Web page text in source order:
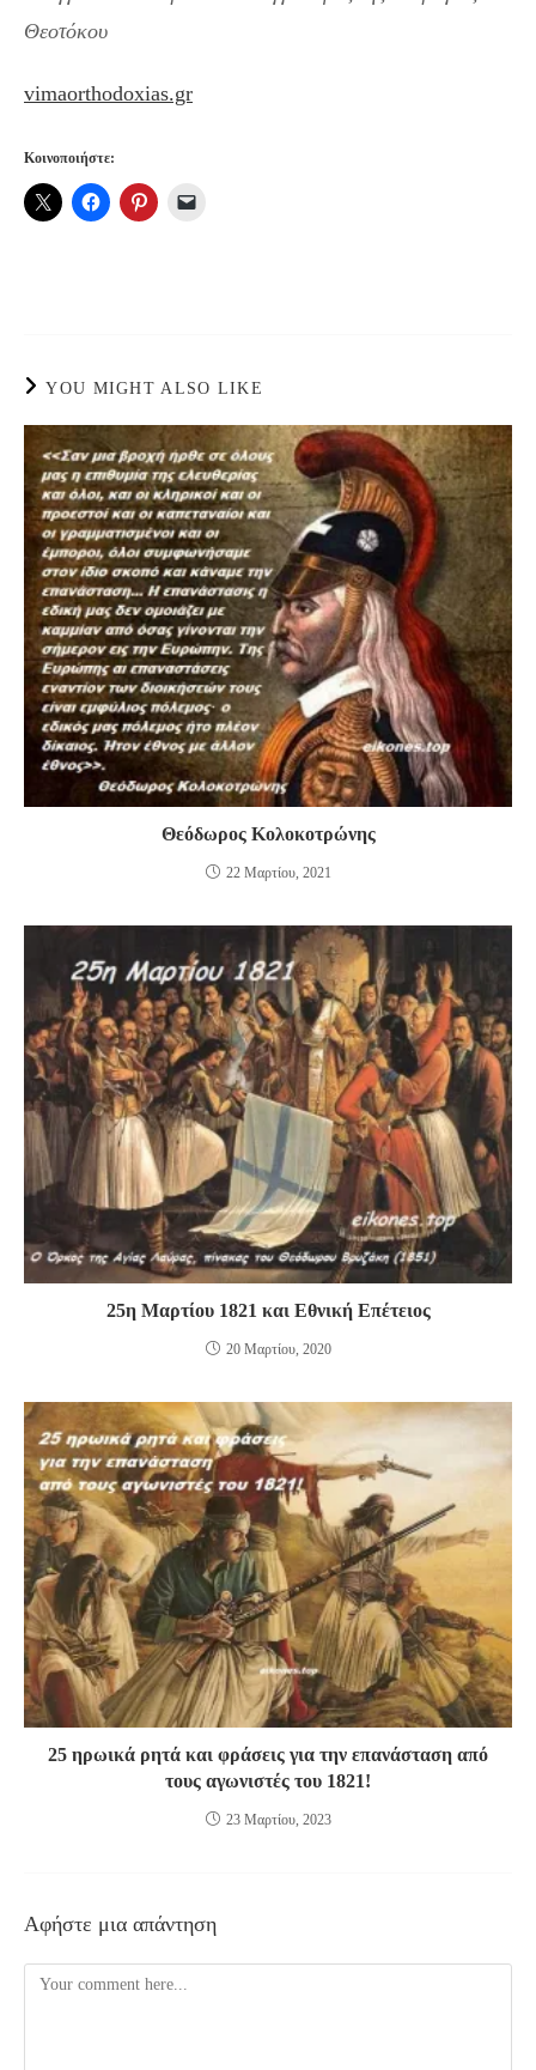
Θεοτόκου
vimaorthodoxias.gr
Κοινοποιήστε:
YOU MIGHT ALSO LIKE
Θεόδωρος Κολοκοτρώνης
22 Μαρτίου, 2021
25η Μαρτίου 1821 και Εθνική Επέτειος
20 Μαρτίου, 2020
25 ηρωικά ρητά και φράσεις για την επανάσταση από
τους αγωνιστές του 1821!
23 Μαρτίου, 2023
Αφήστε μια απάντηση
Comment